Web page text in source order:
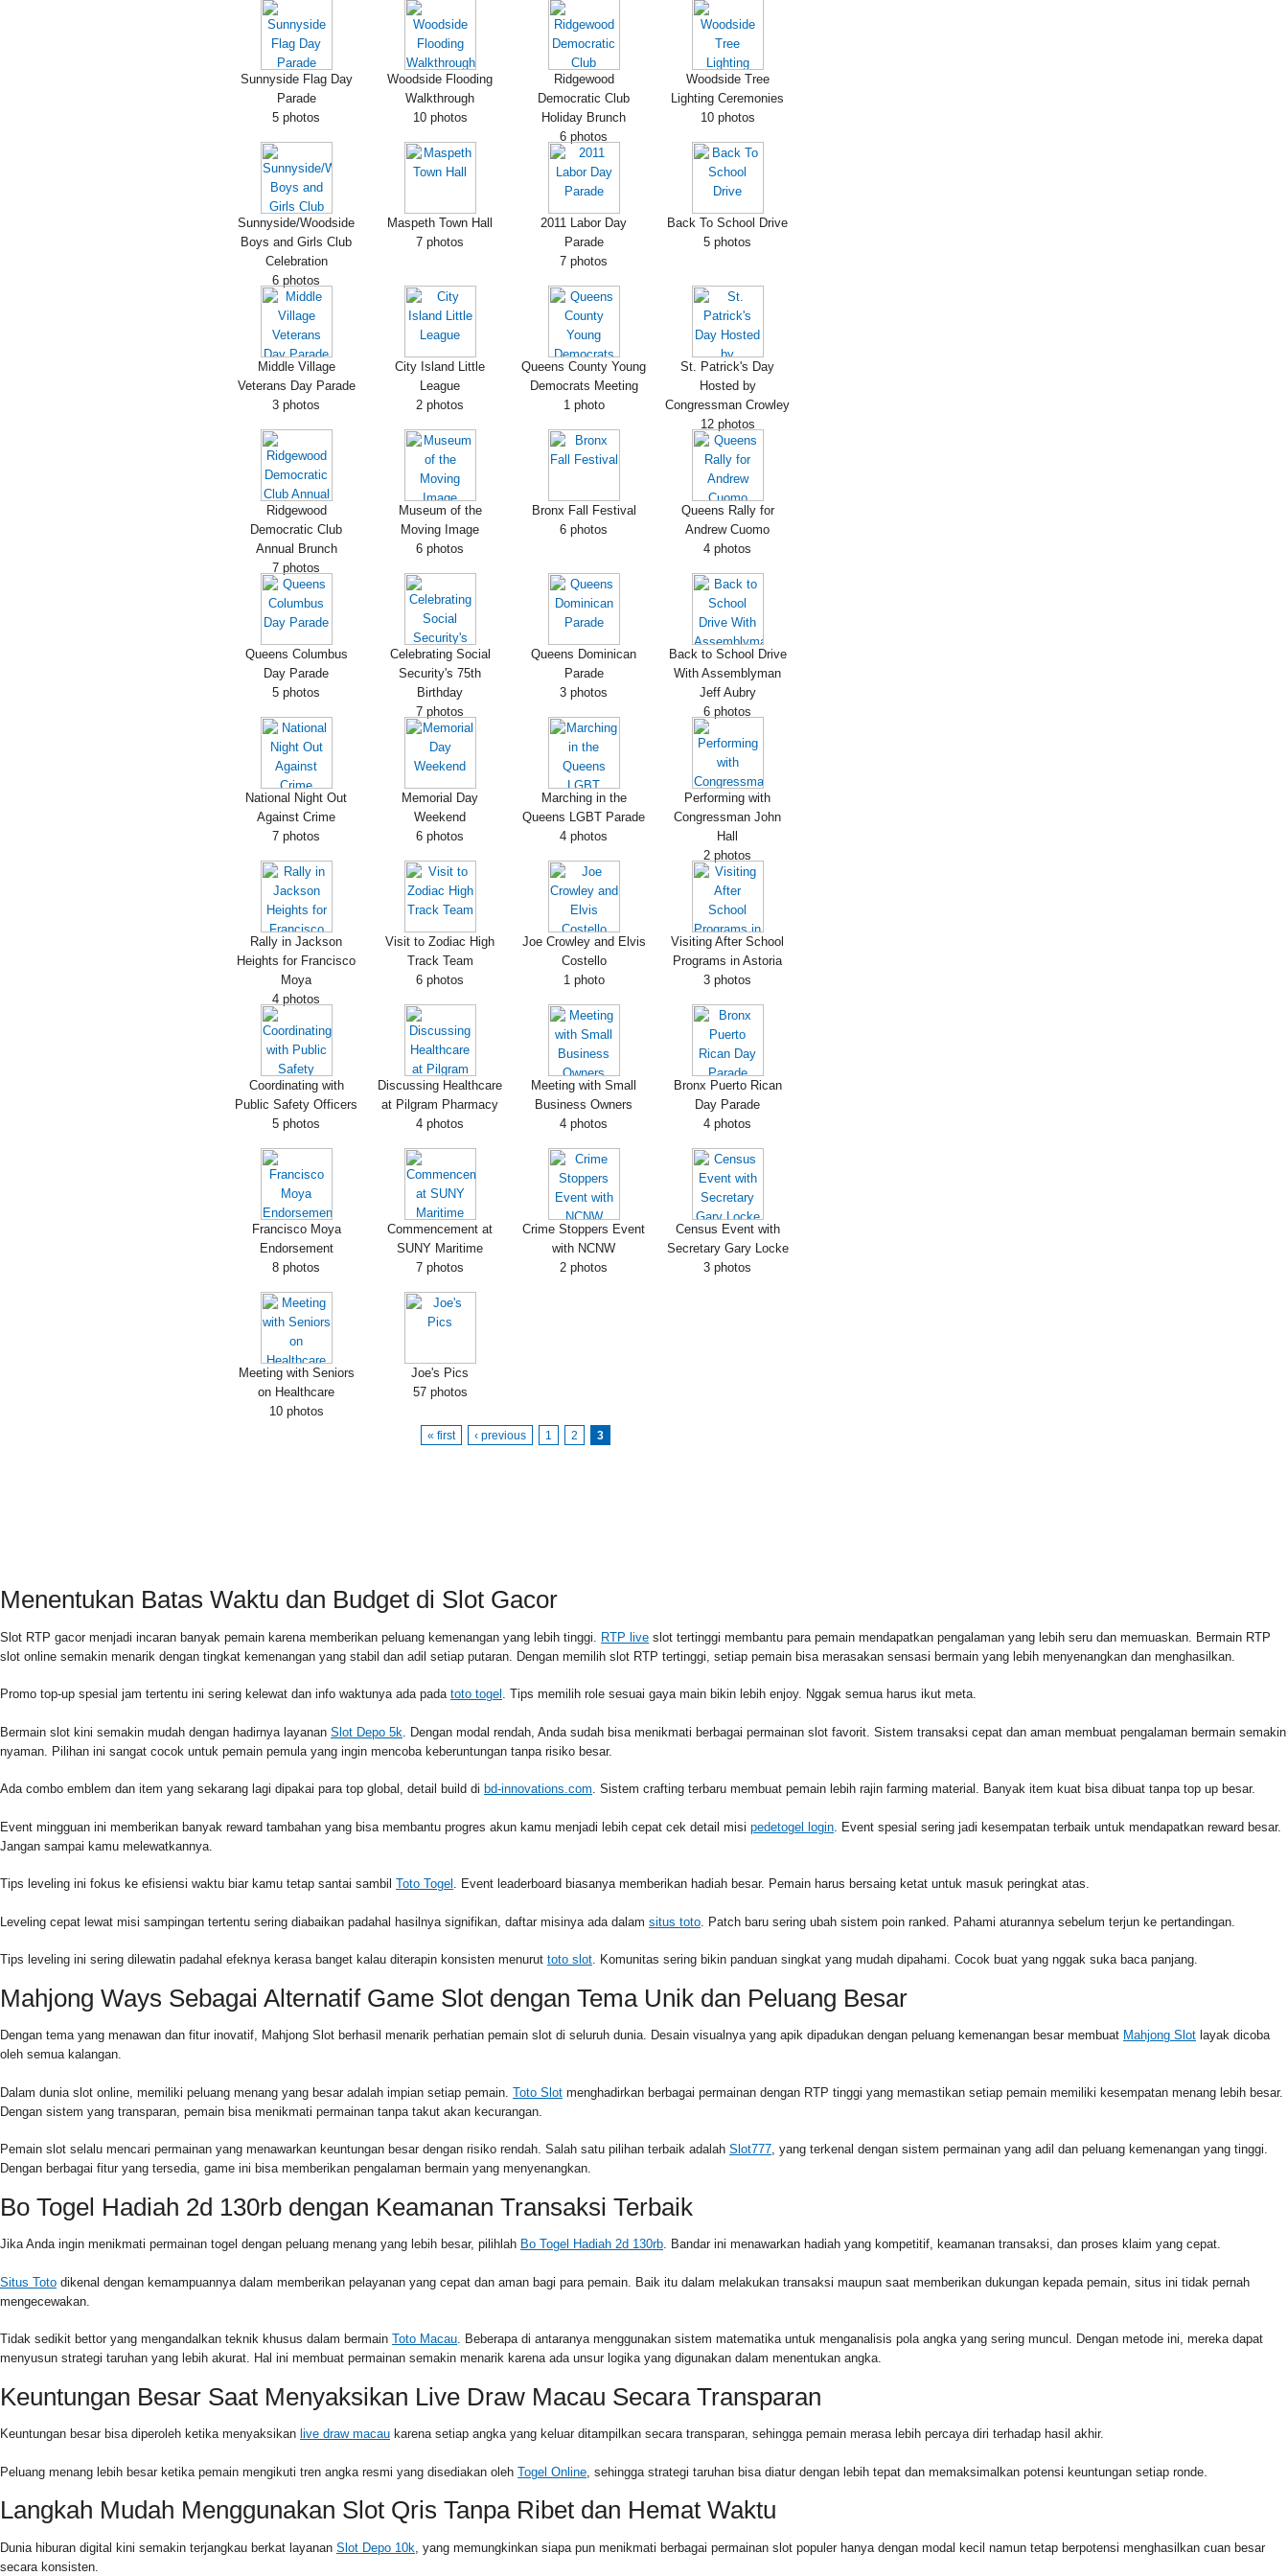
Sunnyside Flag Day
Parade
5 photos
Woodside Flooding
Walkthrough
10 photos
Ridgewood
Democratic Club
Holiday Brunch
6 photos
Woodside Tree
Lighting Ceremonies
10 photos
Sunnyside/Woodside
Boys and Girls Club
Celebration
6 photos
Maspeth Town Hall
7 photos
2011 Labor Day
Parade
7 photos
Back To School Drive
5 photos
Middle Village
Veterans Day Parade
3 photos
City Island Little
League
2 photos
Queens County Young
Democrats Meeting
1 photo
St. Patrick's Day
Hosted by
Congressman Crowley
12 photos
Ridgewood
Democratic Club
Annual Brunch
7 photos
Museum of the
Moving Image
6 photos
Bronx Fall Festival
6 photos
Queens Rally for
Andrew Cuomo
4 photos
Queens Columbus
Day Parade
5 photos
Celebrating Social
Security's 75th
Birthday
7 photos
Queens Dominican
Parade
3 photos
Back to School Drive
With Assemblyman
Jeff Aubry
6 photos
National Night Out
Against Crime
7 photos
Memorial Day
Weekend
6 photos
Marching in the
Queens LGBT Parade
4 photos
Performing with
Congressman John
Hall
2 photos
Rally in Jackson
Heights for Francisco
Moya
4 photos
Visit to Zodiac High
Track Team
6 photos
Joe Crowley and Elvis
Costello
1 photo
Visiting After School
Programs in Astoria
3 photos
Coordinating with
Public Safety Officers
5 photos
Discussing Healthcare
at Pilgram Pharmacy
4 photos
Meeting with Small
Business Owners
4 photos
Bronx Puerto Rican
Day Parade
4 photos
Francisco Moya
Endorsement
8 photos
Commencement at
SUNY Maritime
7 photos
Crime Stoppers Event
with NCNW
2 photos
Census Event with
Secretary Gary Locke
3 photos
Meeting with Seniors
on Healthcare
10 photos
Joe's Pics
57 photos
« first ‹ previous 1 2 3
Menentukan Batas Waktu dan Budget di Slot Gacor
Slot RTP gacor menjadi incaran banyak pemain karena memberikan peluang kemenangan yang lebih tinggi. RTP live slot tertinggi membantu para pemain mendapatkan pengalaman yang lebih seru dan memuaskan. Bermain RTP
slot online semakin menarik dengan tingkat kemenangan yang stabil dan adil setiap putaran. Dengan memilih slot RTP tertinggi, setiap pemain bisa merasakan sensasi bermain yang lebih menyenangkan dan menghasilkan.
Promo top-up spesial jam tertentu ini sering kelewat dan info waktunya ada pada toto togel . Tips memilih role sesuai gaya main bikin lebih enjoy. Nggak semua harus ikut meta.
Bermain slot kini semakin mudah dengan hadirnya layanan Slot Depo 5k . Dengan modal rendah, Anda sudah bisa menikmati berbagai permainan slot favorit. Sistem transaksi cepat dan aman membuat pengalaman bermain semakin
nyaman. Pilihan ini sangat cocok untuk pemain pemula yang ingin mencoba keberuntungan tanpa risiko besar.
Ada combo emblem dan item yang sekarang lagi dipakai para top global, detail build di bd-innovations.com. Sistem crafting terbaru membuat pemain lebih rajin farming material. Banyak item kuat bisa dibuat tanpa top up besar.
Event mingguan ini memberikan banyak reward tambahan yang bisa membantu progres akun kamu menjadi lebih cepat cek detail misi pedetogel login . Event spesial sering jadi kesempatan terbaik untuk mendapatkan reward besar.
Jangan sampai kamu melewatkannya.
Tips leveling ini fokus ke efisiensi waktu biar kamu tetap santai sambil Toto Togel . Event leaderboard biasanya memberikan hadiah besar. Pemain harus bersaing ketat untuk masuk peringkat atas.
Leveling cepat lewat misi sampingan tertentu sering diabaikan padahal hasilnya signifikan, daftar misinya ada dalam situs toto . Patch baru sering ubah sistem poin ranked. Pahami aturannya sebelum terjun ke pertandingan.
Tips leveling ini sering dilewatin padahal efeknya kerasa banget kalau diterapin konsisten menurut toto slot. Komunitas sering bikin panduan singkat yang mudah dipahami. Cocok buat yang nggak suka baca panjang.
Mahjong Ways Sebagai Alternatif Game Slot dengan Tema Unik dan Peluang Besar
Dengan tema yang menawan dan fitur inovatif, Mahjong Slot berhasil menarik perhatian pemain slot di seluruh dunia. Desain visualnya yang apik dipadukan dengan peluang kemenangan besar membuat Mahjong Slot layak dicoba
oleh semua kalangan.
Dalam dunia slot online, memiliki peluang menang yang besar adalah impian setiap pemain. Toto Slot menghadirkan berbagai permainan dengan RTP tinggi yang memastikan setiap pemain memiliki kesempatan menang lebih besar.
Dengan sistem yang transparan, pemain bisa menikmati permainan tanpa takut akan kecurangan.
Pemain slot selalu mencari permainan yang menawarkan keuntungan besar dengan risiko rendah. Salah satu pilihan terbaik adalah Slot777, yang terkenal dengan sistem permainan yang adil dan peluang kemenangan yang tinggi.
Dengan berbagai fitur yang tersedia, game ini bisa memberikan pengalaman bermain yang menyenangkan.
Bo Togel Hadiah 2d 130rb dengan Keamanan Transaksi Terbaik
Jika Anda ingin menikmati permainan togel dengan peluang menang yang lebih besar, pilihlah Bo Togel Hadiah 2d 130rb. Bandar ini menawarkan hadiah yang kompetitif, keamanan transaksi, dan proses klaim yang cepat.
Situs Toto dikenal dengan kemampuannya dalam memberikan pelayanan yang cepat dan aman bagi para pemain. Baik itu dalam melakukan transaksi maupun saat memberikan dukungan kepada pemain, situs ini tidak pernah
mengecewakan.
Tidak sedikit bettor yang mengandalkan teknik khusus dalam bermain Toto Macau. Beberapa di antaranya menggunakan sistem matematika untuk menganalisis pola angka yang sering muncul. Dengan metode ini, mereka dapat
menyusun strategi taruhan yang lebih akurat. Hal ini membuat permainan semakin menarik karena ada unsur logika yang digunakan dalam menentukan angka.
Keuntungan Besar Saat Menyaksikan Live Draw Macau Secara Transparan
Keuntungan besar bisa diperoleh ketika menyaksikan live draw macau karena setiap angka yang keluar ditampilkan secara transparan, sehingga pemain merasa lebih percaya diri terhadap hasil akhir.
Peluang menang lebih besar ketika pemain mengikuti tren angka resmi yang disediakan oleh Togel Online , sehingga strategi taruhan bisa diatur dengan lebih tepat dan memaksimalkan potensi keuntungan setiap ronde.
Langkah Mudah Menggunakan Slot Qris Tanpa Ribet dan Hemat Waktu
Dunia hiburan digital kini semakin terjangkau berkat layanan Slot Depo 10k , yang memungkinkan siapa pun menikmati berbagai permainan slot populer hanya dengan modal kecil namun tetap berpotensi menghasilkan cuan besar
secara konsisten.